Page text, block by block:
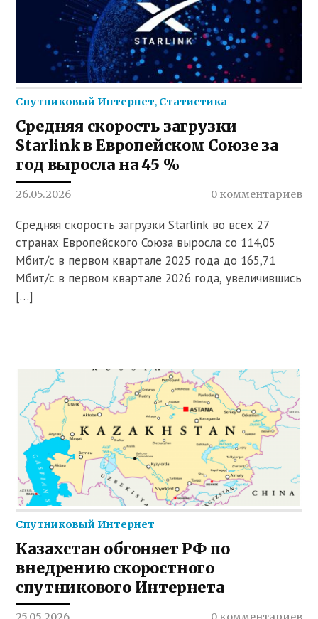
Спутниковый Интернет, Статистика
Средняя скорость загрузки
Starlink в Европейском Союзе за
год выросла на 45 %
26.05.2026 0 комментариев
Средняя скорость загрузки Starlink во всех 27
странах Европейского Союза выросла со 114,05
Мбит/с в первом квартале 2025 года до 165,71
Мбит/с в первом квартале 2026 года, увеличившись
[…]
Спутниковый Интернет
Казахстан обгоняет РФ по
внедрению скоростного
спутникового Интернета